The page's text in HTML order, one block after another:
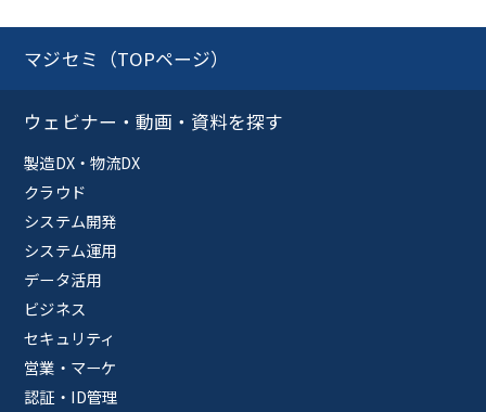
マジセミ（TOPページ）
ウェビナー・動画・資料を探す
製造DX・物流DX
クラウド
システム開発
システム運用
データ活用
ビジネス
セキュリティ
営業・マーケ
認証・ID管理